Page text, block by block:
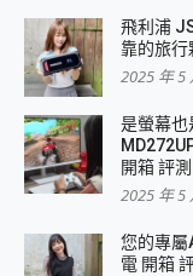
飛利浦
靠的旅
2025 年 5
是螢幕也
開箱 評測
2025 年 5
您的專
電 開箱